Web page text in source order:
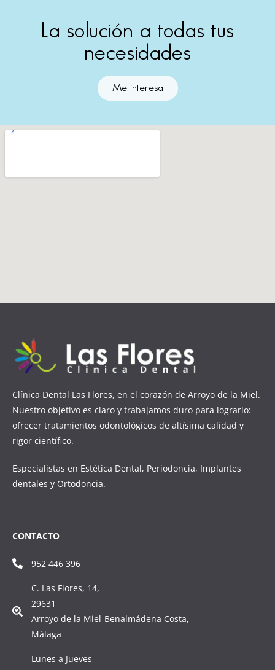
La solución a todas tus
necesidades
Me interesa
Clínica Dental Las Flores, en el corazón de Arroyo de la Miel.
Nuestro objetivo es claro y trabajamos duro para lograrlo:
ofrecer tratamientos odontológicos de altísima calidad y
rigor científico.
Especialistas en Estética Dental, Periodoncia, Implantes
dentales y Ortodoncia.
CONTACTO
952 446 396
C. Las Flores, 14,
29631
Arroyo de la Miel-Benalmádena Costa,
Málaga
Lunes a Jueves